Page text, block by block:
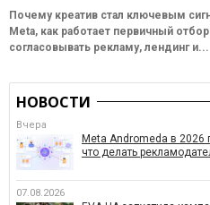
Почему креатив стал ключевым
Meta, как работает первичный
согласовывать рекламу, лендинг и...
НОВОСТИ
Вчера
Meta Andromeda в 2026
что делать
07.08.2026